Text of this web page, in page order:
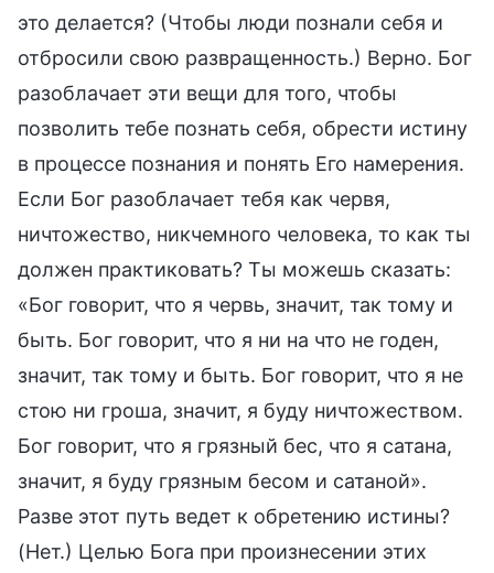
это делается? (Чтобы люди познали себя и
отбросили свою развращенность.) Верно. Бог
разоблачает эти вещи для того, чтобы
позволить тебе познать себя, обрести истину
в процессе познания и понять Его намерения.
Если Бог разоблачает тебя как червя,
ничтожество, никчемного человека, то как ты
должен практиковать? Ты можешь сказать:
«Бог говорит, что я червь, значит, так тому и
быть. Бог говорит, что я ни на что не годен,
значит, так тому и быть. Бог говорит, что я не
стою ни гроша, значит, я буду ничтожеством.
Бог говорит, что я грязный бес, что я сатана,
значит, я буду грязным бесом и сатаной».
Разве этот путь ведет к обретению истины?
(Нет.) Целью Бога при произнесении этих